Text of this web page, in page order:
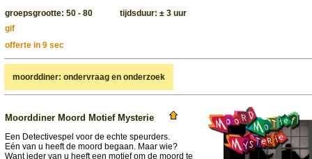
groepsgrootte: 50 - 80 tijdsduur: ± 3 uur
gif
offerte in 9 sec
moorddiner: ondervraag en onderzoek
Moorddiner Moord Motief Mysterie
Een Detectivespel voor de echte speurders.
Eén van u heeft de moord begaan. Maar wie?
Want ieder van u heeft een motief om de moord te